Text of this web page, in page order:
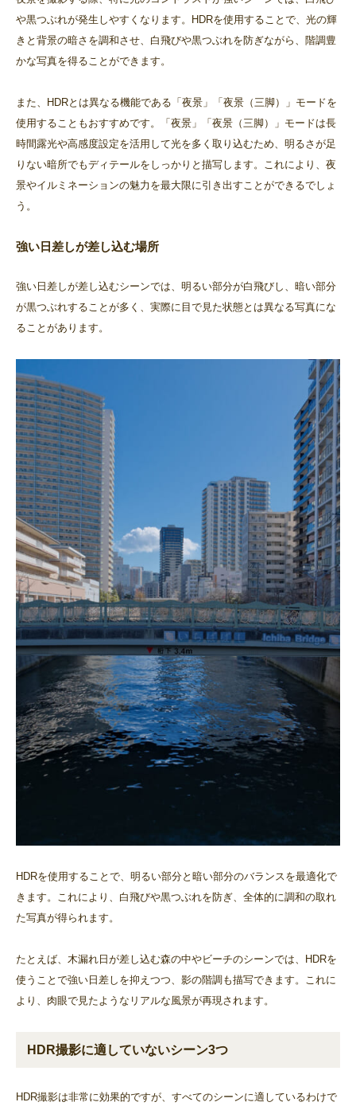
や黒つぶれが発生しやすくなります。HDRを使用することで、光の輝
きと背景の暗さを調和させ、白飛びや黒つぶれを防ぎながら、階調豊
かな写真を得ることができます。
また、HDRとは異なる機能である「夜景」「夜景（三脚）」モードを
使用することもおすすめです。「夜景」「夜景（三脚）」モードは長
時間露光や高感度設定を活用して光を多く取り込むため、明るさが足
りない暗所でもディテールをしっかりと描写します。これにより、夜
景やイルミネーションの魅力を最大限に引き出すことができるでしょ
う。
強い日差しが差し込む場所
強い日差しが差し込むシーンでは、明るい部分が白飛びし、暗い部分
が黒つぶれすることが多く、実際に目で見た状態とは異なる写真にな
ることがあります。
HDRを使用することで、明るい部分と暗い部分のバランスを最適化で
きます。これにより、白飛びや黒つぶれを防ぎ、全体的に調和の取れ
た写真が得られます。
たとえば、木漏れ日が差し込む森の中やビーチのシーンでは、HDRを
使うことで強い日差しを抑えつつ、影の階調も描写できます。これに
より、肉眼で見たようなリアルな風景が再現されます。
HDR撮影に適していないシーン3つ
HDR撮影は非常に効果的ですが、すべてのシーンに適しているわけで